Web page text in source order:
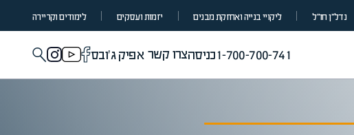
נדל״ן חו״ל ליקויי בנייה ואחזקת מבנים יזמות ועסקים לימודים וקריירה
1-700-700-741כניסהצרו קשר אפיק ג'ובס